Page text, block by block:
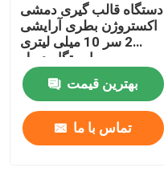
دستگاه قالب گیری دمشی
اکستروژن بطری آرایشی
2 سر 10 میلی لیتری
ایستگاه دوبل
بهترین قیمت
تماس با ما